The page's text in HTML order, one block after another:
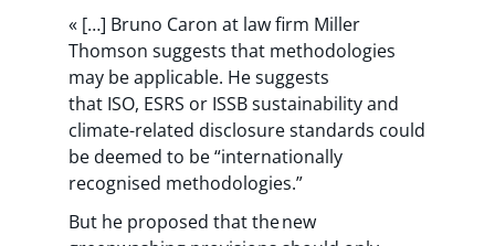
« […] Bruno Caron at law firm Miller
Thomson suggests that methodologies
may be applicable. He suggests
that ISO, ESRS or ISSB sustainability and
climate-related disclosure standards could
be deemed to be “internationally
recognised methodologies.”
But he proposed that the new